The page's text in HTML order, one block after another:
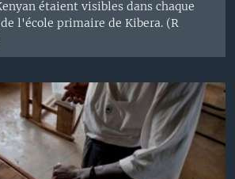
étaient visibles dans chaque
l'école primaire de Kibera. (R